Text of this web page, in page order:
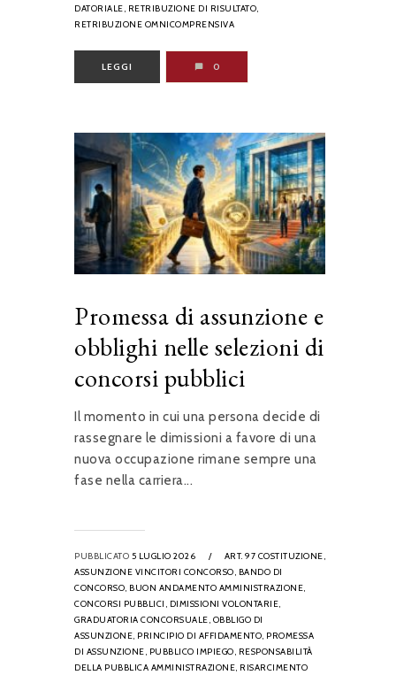
DATORIALE, RETRIBUZIONE DI RISULTATO,
RETRIBUZIONE OMNICOMPRENSIVA
LEGGI 0
Promessa di assunzione e
obblighi nelle selezioni di
concorsi pubblici
Il momento in cui una persona decide di
rassegnare le dimissioni a favore di una
nuova occupazione rimane sempre una
fase nella carriera...
PUBBLICATO 5 LUGLIO 2026 /
ART. 97 COSTITUZIONE,
ASSUNZIONE VINCITORI CONCORSO, BANDO DI
CONCORSO, BUON ANDAMENTO AMMINISTRAZIONE,
CONCORSI PUBBLICI, DIMISSIONI VOLONTARIE,
GRADUATORIA CONCORSUALE, OBBLIGO DI
ASSUNZIONE, PRINCIPIO DI AFFIDAMENTO, PROMESSA
DI ASSUNZIONE, PUBBLICO IMPIEGO, RESPONSABILITÀ
DELLA PUBBLICA AMMINISTRAZIONE, RISARCIMENTO